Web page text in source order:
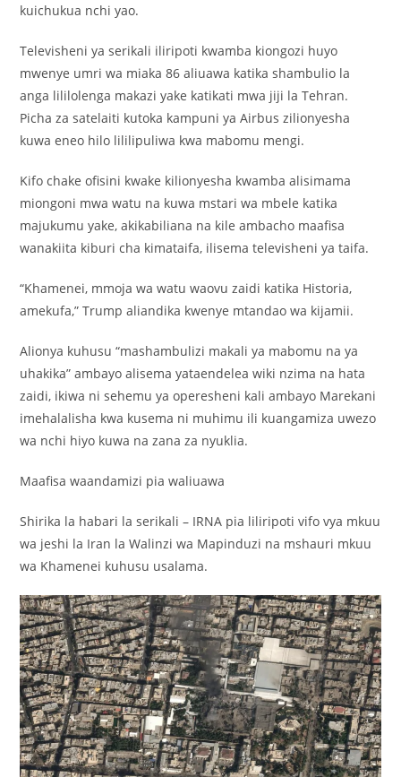
kuichukua nchi yao.
Televisheni ya serikali iliripoti kwamba kiongozi huyo
mwenye umri wa miaka 86 aliuawa katika shambulio la
anga lililolenga makazi yake katikati mwa jiji la Tehran.
Picha za satelaiti kutoka kampuni ya Airbus zilionyesha
kuwa eneo hilo lililipuliwa kwa mabomu mengi.
Kifo chake ofisini kwake kilionyesha kwamba alisimama
miongoni mwa watu na kuwa mstari wa mbele katika
majukumu yake, akikabiliana na kile ambacho maafisa
wanakiita kiburi cha kimataifa, ilisema televisheni ya taifa.
“Khamenei, mmoja wa watu waovu zaidi katika Historia,
amekufa,” Trump aliandika kwenye mtandao wa kijamii.
Alionya kuhusu “mashambulizi makali ya mabomu na ya
uhakika” ambayo alisema yataendelea wiki nzima na hata
zaidi, ikiwa ni sehemu ya operesheni kali ambayo Marekani
imehalalisha kwa kusema ni muhimu ili kuangamiza uwezo
wa nchi hiyo kuwa na zana za nyuklia.
Maafisa waandamizi pia waliuawa
Shirika la habari la serikali – IRNA pia liliripoti vifo vya mkuu
wa jeshi la Iran la Walinzi wa Mapinduzi na mshauri mkuu
wa Khamenei kuhusu usalama.